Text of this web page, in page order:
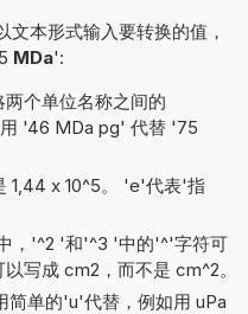
本形式输入要转换的值，
MDa':
个单位名称之间的
'46 MDa pg' 代替 '75
1,44 x 10^5。 'e'代表'指
，'^2 '和'^3 '中的'^'字符可
写成 cm2，而不是 cm^2。
单的'u'代替，例如用 uPa